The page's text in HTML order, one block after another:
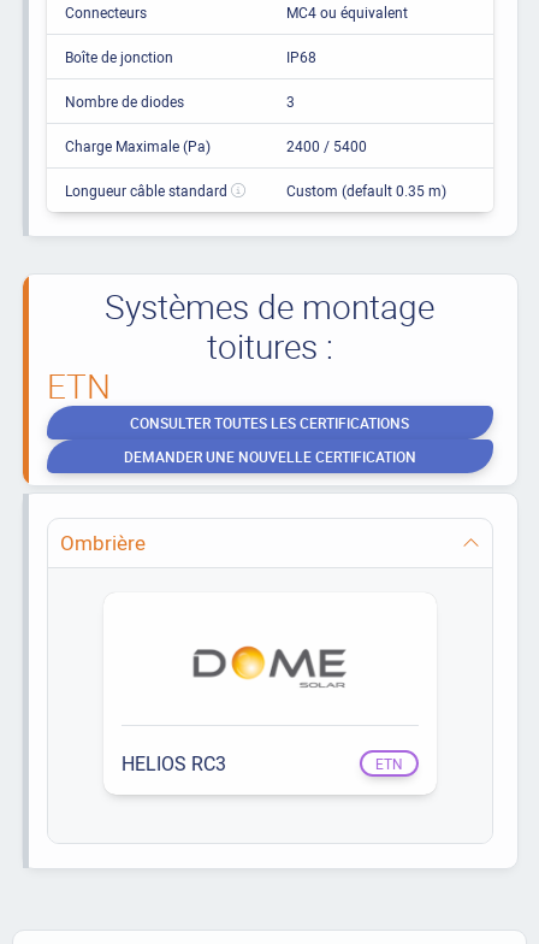
Connecteurs MC4 ou équivalent
Boîte de jonction IP68
Nombre de diodes 3
Charge Maximale (Pa) 2400 / 5400
Longueur câble standard Custom (default 0.35 m)
Systèmes de montage
toitures :
ETN
CONSULTER TOUTES LES CERTIFICATIONS
DEMANDER UNE NOUVELLE CERTIFICATION
Ombrière
HELIOS RC3 ETN